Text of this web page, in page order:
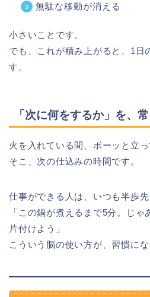
無駄な移動が消える
小さいことです。
でも、これが積み上がると、1日
す。
「次に何をするか」を、
火を入れている間、ボーッと立っ
そこ、次の仕込みの時間です。
仕事ができる人は、いつも半歩先
「この鍋が煮えるまで5分。じ
片付けよう」
こういう脳の使い方が、習慣にな